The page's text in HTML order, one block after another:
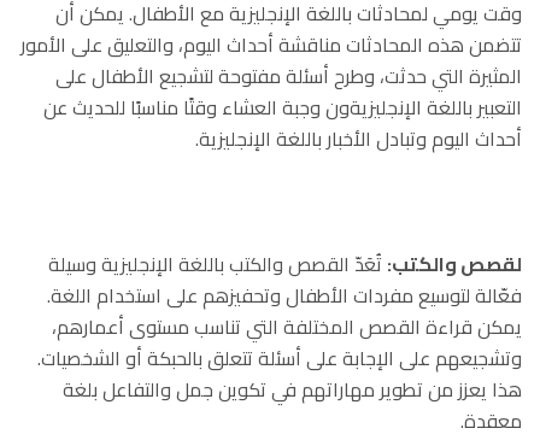
وقت يومي لمحادثات باللغة الإنجليزية مع الأطفال. يمكن أن
تتضمن هذه المحادثات مناقشة أحداث اليوم، والتعليق على الأمور
المثيرة التي حدثت، وطرح أسئلة مفتوحة لتشجيع الأطفال على
التعبير باللغة الإنجليزيةون وجبة العشاء وقتًا مناسبًا للحديث عن
أحداث اليوم وتبادل الأخبار باللغة الإنجليزية.
لقصص والكتب: تُعَدّ القصص والكتب باللغة الإنجليزية وسيلة
فعّالة لتوسيع مفردات الأطفال وتحفيزهم على استخدام اللغة.
يمكن قراءة القصص المختلفة التي تناسب مستوى أعمارهم،
وتشجيعهم على الإجابة على أسئلة تتعلق بالحبكة أو الشخصيات.
هذا يعزز من تطوير مهاراتهم في تكوين جمل والتفاعل بلغة
معقدة.